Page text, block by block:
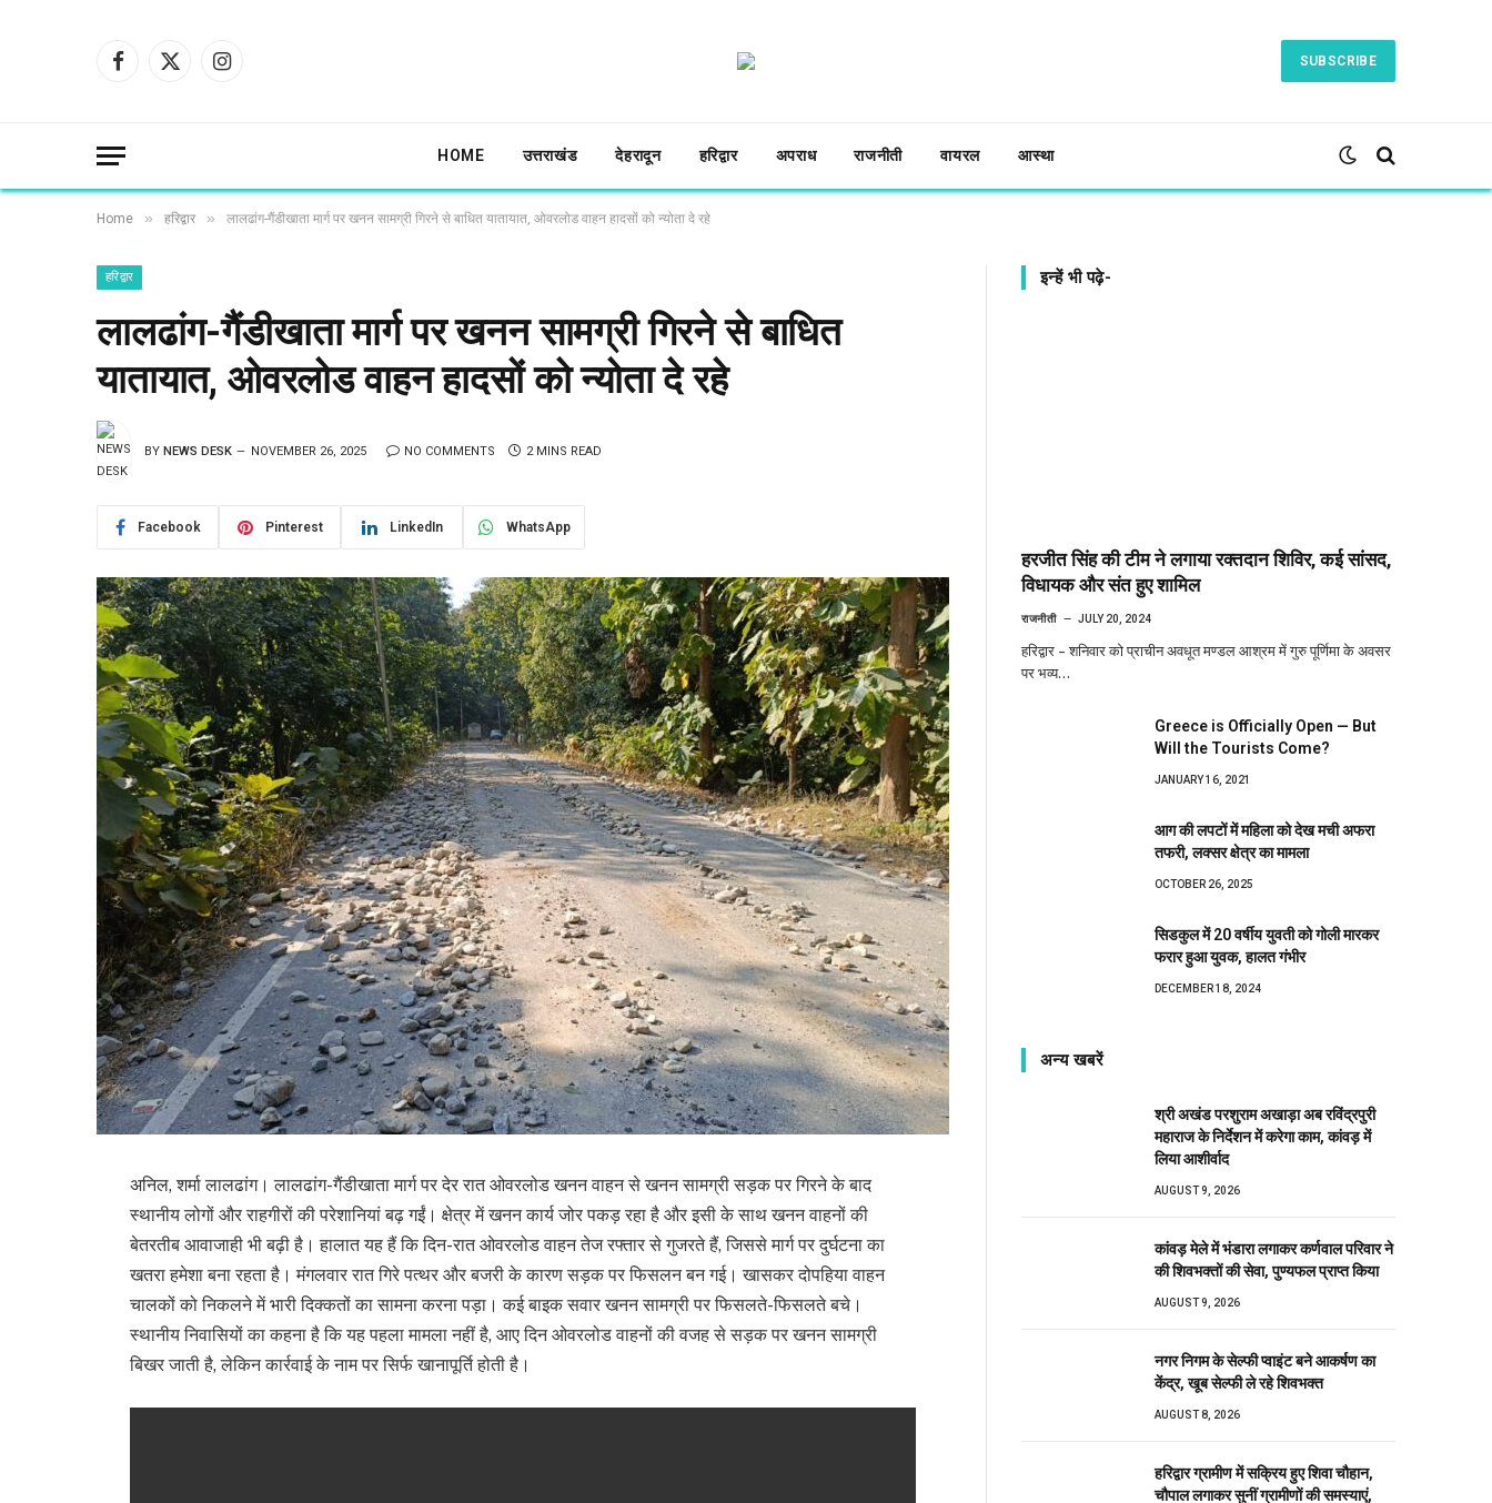
Facebook
X
Instagram
SUBSCRIBE
HOME उत्तराखंड देहरादून हरिद्वार अपराध राजनीती वायरल आस्था
Home » हरिद्वार » लालढांग-गैंडीखाता मार्ग पर खनन सामग्री गिरने से बाधित यातायात, ओवरलोड वाहन हादसों को न्योता दे रहे
हरिद्वार
लालढांग-गैंडीखाता मार्ग पर खनन सामग्री गिरने से बाधित
यातायात, ओवरलोड वाहन हादसों को न्योता दे रहे
BY NEWS DESK NOVEMBER 26, 2025 NO COMMENTS 2 MINS READ
Facebook Pinterest LinkedIn WhatsApp
अनिल, शर्मा लालढांग। लालढांग-गैंडीखाता मार्ग पर देर रात ओवरलोड खनन वाहन से खनन सामग्री सड़क पर गिरने के बाद
स्थानीय लोगों और राहगीरों की परेशानियां बढ़ गईं। क्षेत्र में खनन कार्य जोर पकड़ रहा है और इसी के साथ खनन वाहनों की
बेतरतीब आवाजाही भी बढ़ी है। हालात यह हैं कि दिन-रात ओवरलोड वाहन तेज रफ्तार से गुजरते हैं, जिससे मार्ग पर दुर्घटना का
खतरा हमेशा बना रहता है। मंगलवार रात गिरे पत्थर और बजरी के कारण सड़क पर फिसलन बन गई। खासकर दोपहिया वाहन
चालकों को निकलने में भारी दिक्कतों का सामना करना पड़ा। कई बाइक सवार खनन सामग्री पर फिसलते-फिसलते बचे।
स्थानीय निवासियों का कहना है कि यह पहला मामला नहीं है, आए दिन ओवरलोड वाहनों की वजह से सड़क पर खनन सामग्री
बिखर जाती है, लेकिन कार्रवाई के नाम पर सिर्फ खानापूर्ति होती है।
इन्हें भी पढ़े-
हरजीत सिंह की टीम ने लगाया रक्तदान शिविर, कई सांसद,
विधायक और संत हुए शामिल
राजनीती JULY 20, 2024
हरिद्वार – शनिवार को प्राचीन अवधूत मण्डल आश्रम में गुरु पूर्णिमा के अवसर
पर भव्य…
Greece is Officially Open — But
Will the Tourists Come?
JANUARY 16, 2021
आग की लपटों में महिला को देख मची अफरा
तफरी, लक्सर क्षेत्र का मामला
OCTOBER 26, 2025
सिडकुल में 20 वर्षीय युवती को गोली मारकर
फरार हुआ युवक, हालत गंभीर
DECEMBER 18, 2024
अन्य खबरें
श्री अखंड परशुराम अखाड़ा अब रविंद्रपुरी
महाराज के निर्देशन में करेगा काम, कांवड़ में
लिया आशीर्वाद
AUGUST 9, 2026
कांवड़ मेले में भंडारा लगाकर कर्णवाल परिवार ने
की शिवभक्तों की सेवा, पुण्यफल प्राप्त किया
AUGUST 9, 2026
नगर निगम के सेल्फी प्वाइंट बने आकर्षण का
केंद्र, खूब सेल्फी ले रहे शिवभक्त
AUGUST 8, 2026
हरिद्वार ग्रामीण में सक्रिय हुए शिवा चौहान,
चौपाल लगाकर सुनीं ग्रामीणों की समस्याएं,